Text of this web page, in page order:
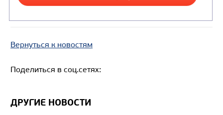
Вернуться к новостям
Поделиться в соц.сетях:
ДРУГИЕ НОВОСТИ